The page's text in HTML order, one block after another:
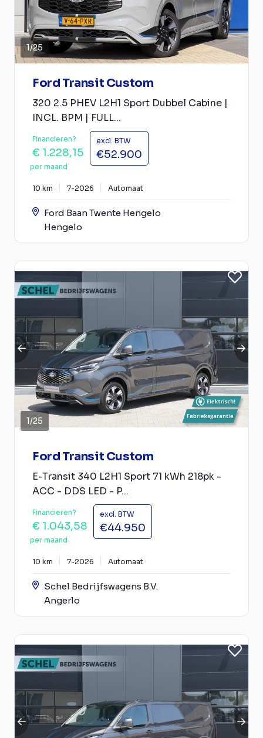
1/25
Ford Transit Custom
320 2.5 PHEV L2H1 Sport Dubbel Cabine |
INCL. BPM | FULL...
Financieren?
€ 1.228,15
per maand
excl. BTW
€52.900
10 km 7-2026 Automaat
Ford Baan Twente Hengelo
Hengelo
1/25
Ford Transit Custom
E-Transit 340 L2H1 Sport 71 kWh 218pk -
ACC - DDS LED - P...
Financieren?
€ 1.043,58
per maand
excl. BTW
€44.950
10 km 7-2026 Automaat
Schel Bedrijfswagens B.V.
Angerlo